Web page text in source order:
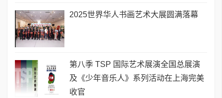
2025世界华人书画艺术大展圆满落幕
第八季 TSP 国际艺术展演全国总展演
及《少年音乐人》系列活动在上海完美
收官